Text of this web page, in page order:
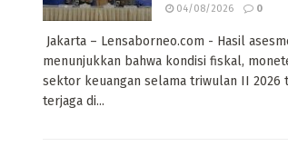
04/08/2026 0
Jakarta – Lensaborneo.com - Hasil
menunjukkan bahwa kondisi fiskal,
sektor keuangan selama triwulan II 2026
terjaga di...